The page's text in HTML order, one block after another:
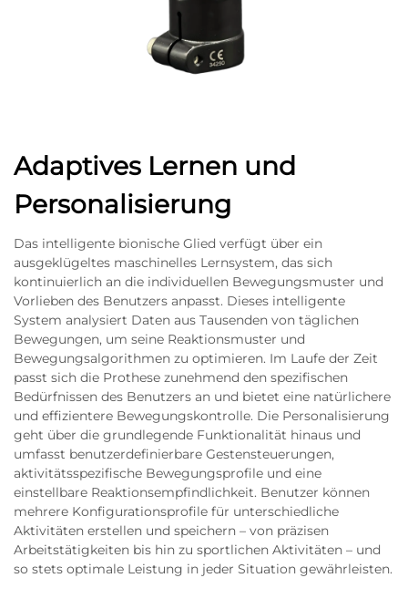
Adaptives Lernen und
Personalisierung
Das intelligente bionische Glied verfügt über ein
ausgeklügeltes maschinelles Lernsystem, das sich
kontinuierlich an die individuellen Bewegungsmuster und
Vorlieben des Benutzers anpasst. Dieses intelligente
System analysiert Daten aus Tausenden von täglichen
Bewegungen, um seine Reaktionsmuster und
Bewegungsalgorithmen zu optimieren. Im Laufe der Zeit
passt sich die Prothese zunehmend den spezifischen
Bedürfnissen des Benutzers an und bietet eine natürlichere
und effizientere Bewegungskontrolle. Die Personalisierung
geht über die grundlegende Funktionalität hinaus und
umfasst benutzerdefinierbare Gestensteuerungen,
aktivitätsspezifische Bewegungsprofile und eine
einstellbare Reaktionsempfindlichkeit. Benutzer können
mehrere Konfigurationsprofile für unterschiedliche
Aktivitäten erstellen und speichern – von präzisen
Arbeitstätigkeiten bis hin zu sportlichen Aktivitäten – und
so stets optimale Leistung in jeder Situation gewährleisten.